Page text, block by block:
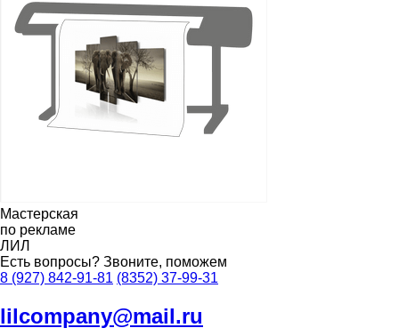
Мастерская
по рекламе
ЛИЛ
Есть вопросы? Звоните, поможем
8 (927) 842-91-81 (8352) 37-99-31
lilcompany@mail.ru